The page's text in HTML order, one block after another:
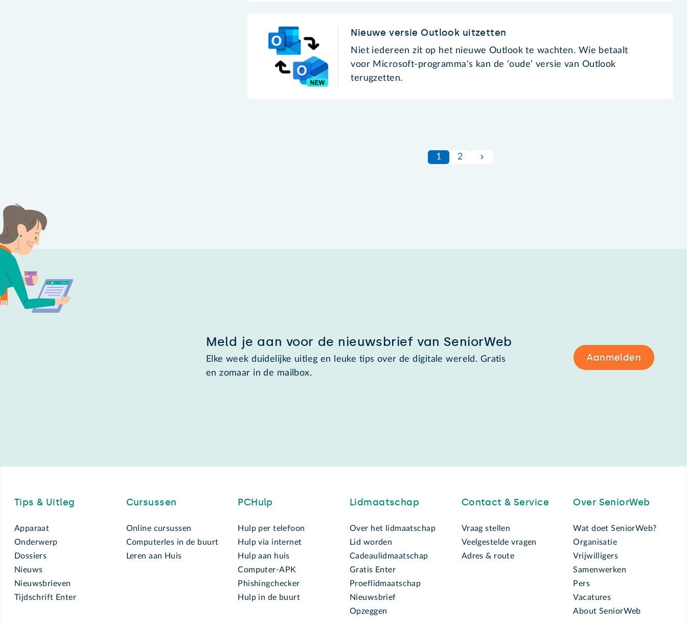
Nieuwe versie Outlook uitzetten
Niet iedereen zit op het nieuwe Outlook te wachten. Wie betaalt
voor Microsoft-programma's kan de ‘oude’ versie van Outlook
terugzetten.
1 2
Meld je aan voor de nieuwsbrief van SeniorWeb
Elke week duidelijke uitleg en leuke tips over de digitale wereld. Gratis
en zomaar in de mailbox.
Aanmelden
Tips & Uitleg
Apparaat
Onderwerp
Dossiers
Nieuws
Nieuwsbrieven
Tijdschrift Enter
Cursussen
Online cursussen
Computerles in de buurt
Leren aan Huis
PCHulp
Hulp per telefoon
Hulp via internet
Hulp aan huis
Computer-APK
Phishingchecker
Hulp in de buurt
Lidmaatschap
Over het lidmaatschap
Lid worden
Cadeaulidmaatschap
Gratis Enter
Proeflidmaatschap
Nieuwsbrief
Opzeggen
Contact & Service
Vraag stellen
Veelgestelde vragen
Adres & route
Over SeniorWeb
Wat doet SeniorWeb?
Organisatie
Vrijwilligers
Samenwerken
Pers
Vacatures
About SeniorWeb